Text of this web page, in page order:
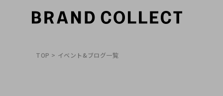
TOP > イベント&ブログ一覧